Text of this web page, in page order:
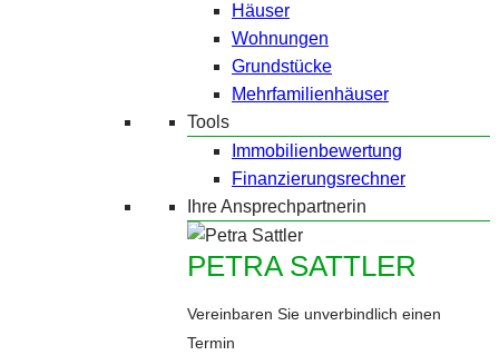
Häuser
Wohnungen
Grundstücke
Mehrfamilienhäuser
Tools
Immobilienbewertung
Finanzierungsrechner
Ihre Ansprechpartnerin
PETRA SATTLER
Vereinbaren Sie unverbindlich einen
Termin